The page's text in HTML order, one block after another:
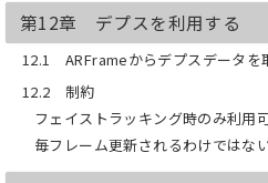
第12章 デプスを利用する
12.1 ARFrameからデプスデータを
12.2 制約
フェイストラッキング時のみ利用
毎フレーム更新されるわけではな